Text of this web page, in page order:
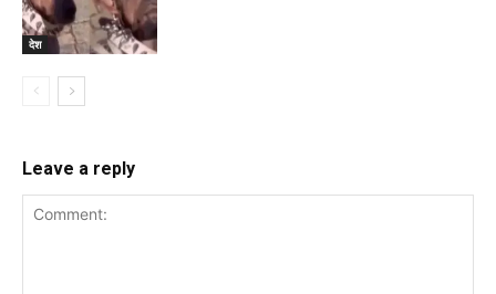
देश
Leave a reply